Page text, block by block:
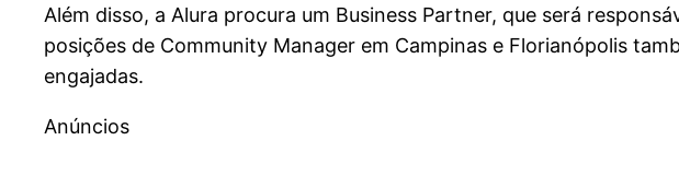
Além disso, a Alura procura um Business Partner, que será
posições de Community Manager em Campinas e Florianópolis
engajadas.
Anúncios